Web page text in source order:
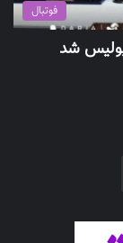
فوتبال
شد